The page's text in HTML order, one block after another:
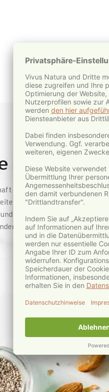
Vorteile
10 % Rabatt auf alle
Produktpalette von
der Vivus Natura
läuft wie gewohnt
HIER